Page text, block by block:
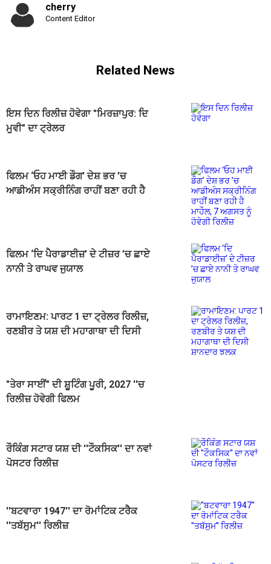
cherry
Content Editor
Related News
ਇਸ ਦਿਨ ਰਿਲੀਜ਼ ਹੋਵੇਗਾ "ਮਿਰਜ਼ਾਪੁਰ: ਦਿ
ਮੂਵੀ" ਦਾ ਟ੍ਰੇਲਰ
ਫਿਲਮ ‘ਓਹ ਮਾਈ ਡੌਗ’ ਦੇਸ਼ ਭਰ ’ਚ
ਆਡੀਅੰਸ ਸਕ੍ਰੀਨਿੰਗ ਰਾਹੀਂ ਬਣਾ ਰਹੀ ਹੈ
ਫਿਲਮ ‘ਦਿ ਪੈਰਾਡਾਈਜ਼’ ਦੇ ਟੀਜ਼ਰ ’ਚ ਛਾਏ
ਨਾਨੀ ਤੇ ਰਾਘਵ ਜੁਯਾਲ
ਰਾਮਾਇਣਮ: ਪਾਰਟ 1 ਦਾ ਟ੍ਰੇਲਰ ਰਿਲੀਜ਼,
ਰਣਬੀਰ ਤੇ ਯਸ਼ ਦੀ ਮਹਾਗਾਥਾ ਦੀ ਦਿਸੀ
"ਤੇਰਾ ਸਾਈਂ" ਦੀ ਸ਼ੂਟਿੰਗ ਪੂਰੀ, 2027 ''ਚ
ਰਿਲੀਜ਼ ਹੋਵੇਗੀ ਫਿਲਮ
ਰੌਕਿੰਗ ਸਟਾਰ ਯਸ਼ ਦੀ ''ਟੌਕਸਿਕ'' ਦਾ ਨਵਾਂ
ਪੋਸਟਰ ਰਿਲੀਜ਼
''ਬਟਵਾਰਾ 1947'' ਦਾ ਰੋਮਾਂਟਿਕ ਟਰੈਕ
''ਤਬੱਸੁਮ'' ਰਿਲੀਜ਼